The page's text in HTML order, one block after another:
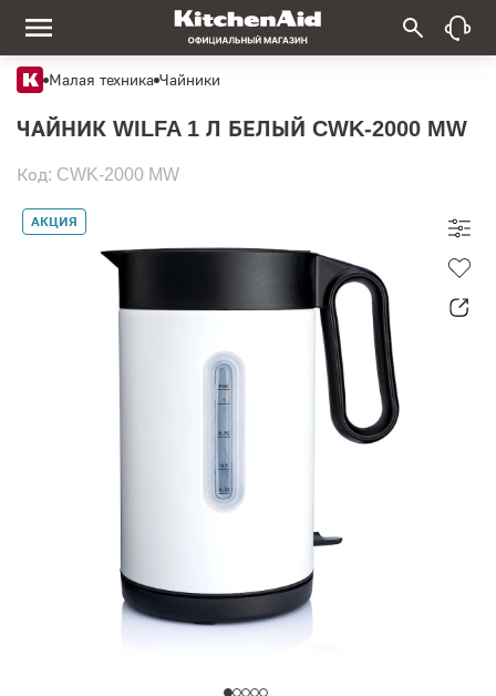
Малая техника Чайники
ЧАЙНИК WILFA 1 Л БЕЛЫЙ CWK-2000 MW
Код: CWK-2000 MW
АКЦИЯ